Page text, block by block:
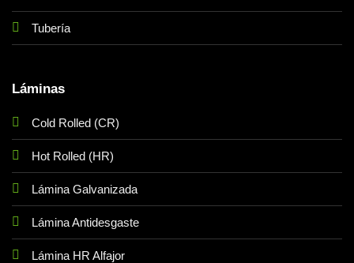
Tubería
Láminas
Cold Rolled (CR)
Hot Rolled (HR)
Lámina Galvanizada
Lámina Antidesgaste
Lámina HR Alfajor